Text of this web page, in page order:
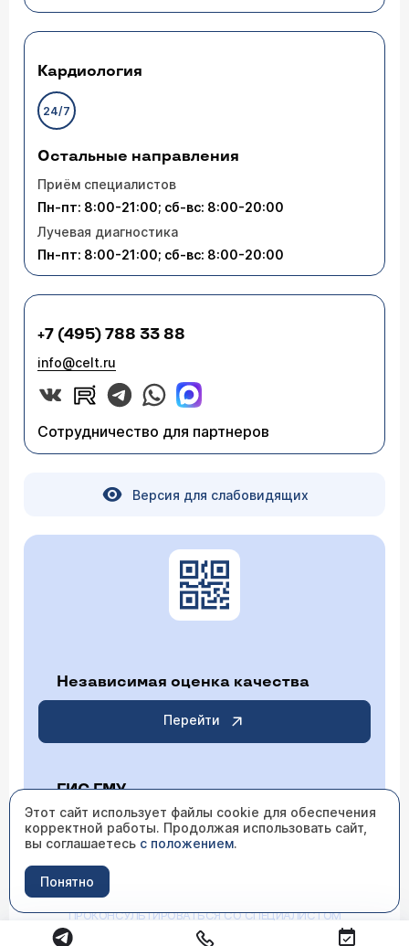
Кардиология
24/7
Остальные направления
Приём специалистов
Пн-пт: 8:00-21:00; сб-вс: 8:00-20:00
Лучевая диагностика
Пн-пт: 8:00-21:00; сб-вс: 8:00-20:00
+7 (495) 788 33 88
info@celt.ru
Сотрудничество для партнеров
Версия для слабовидящих
Независимая оценка качества
Перейти
ГИС ГМУ
Перейти
ИМЕЮТСЯ ПРОТИВОПОКАЗАНИЯ НЕОБХОДИМО
ПРОКОНСУЛЬТИРОВАТЬСЯ СО СПЕЦИАЛИСТОМ
Этот сайт использует файлы cookie для обеспечения
корректной работы. Продолжая использовать сайт,
вы соглашаетесь с положением.
Понятно